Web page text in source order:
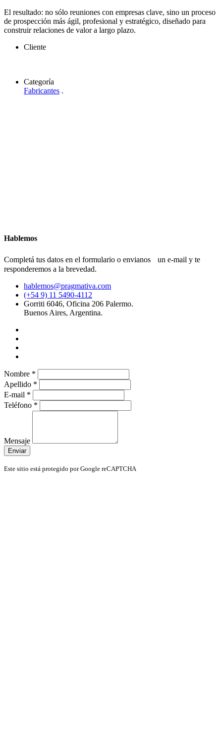
El resultado: no sólo reuniones con empresas clave, sino un proceso
de prospección más ágil, profesional y estratégico, diseñado para
construir relaciones de valor a largo plazo.
Cliente
Categoría
Fabricantes .
Hablemos
Completá tus datos en el formulario o envianos un e-mail y te
responderemos a la brevedad.
hablemos@pragmativa.com
(+54 9) 11 5490-4112
Gorriti 6046, Oficina 206 Palermo.
Buenos Aires, Argentina.
Nombre *
Apellido *
E-mail *
Teléfono *
Mensaje
Enviar
Este sitio está protegido por Google reCAPTCHA